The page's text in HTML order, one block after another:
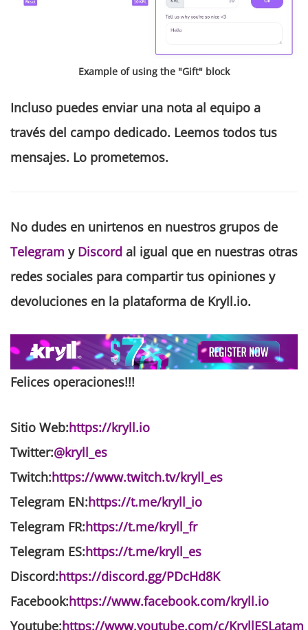
Example of using the "Gift" block
Incluso puedes enviar una nota al equipo a
través del campo dedicado. Leemos todos tus
mensajes. Lo prometemos.
No dudes en unirtenos en nuestros grupos de
Telegram y Discord al igual que en nuestras otras
redes sociales para compartir tus opiniones y
devoluciones en la plataforma de Kryll.io.
Felices operaciones!!!
Sitio Web:https://kryll.io
Twitter:@kryll_es
Twitch:https://www.twitch.tv/kryll_es
Telegram EN:https://t.me/kryll_io
Telegram FR:https://t.me/kryll_fr
Telegram ES:https://t.me/kryll_es
Discord:https://discord.gg/PDcHd8K
Facebook:https://www.facebook.com/kryll.io
Youtube:https://www.youtube.com/c/KryllESLatam